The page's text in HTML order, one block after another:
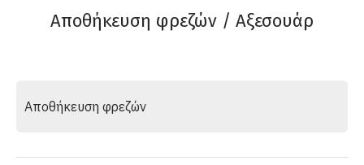
Αποθήκευση φρεζών / Αξεσουάρ
Αποθήκευση φρεζών